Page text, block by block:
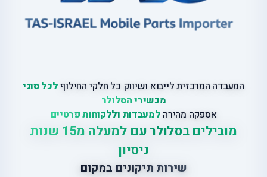
המעבדה המרכזית לייבוא ושיווק כל חלקי החילוףלכל סוגי
מכשירי הסלולר
אספקה מהירה למעבדות וללקוחות פרטיים
מובילים בסלולר עם למעלה מ15 שנות
ניסיון
שירות תיקונים במקום